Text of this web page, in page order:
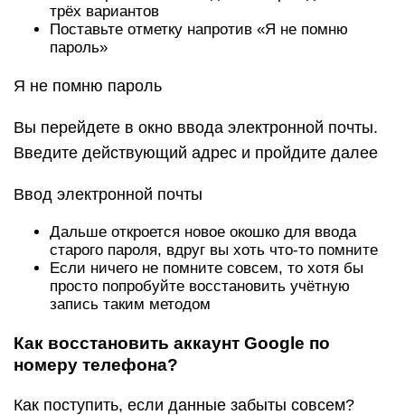
трёх вариантов
Поставьте отметку напротив «Я не помню
пароль»
Я не помню пароль
Вы перейдете в окно ввода электронной почты.
Введите действующий адрес и пройдите далее
Ввод электронной почты
Дальше откроется новое окошко для ввода
старого пароля, вдруг вы хоть что-то помните
Если ничего не помните совсем, то хотя бы
просто попробуйте восстановить учётную
запись таким методом
Как восстановить аккаунт Google по
номеру телефона?
Как поступить, если данные забыты совсем?